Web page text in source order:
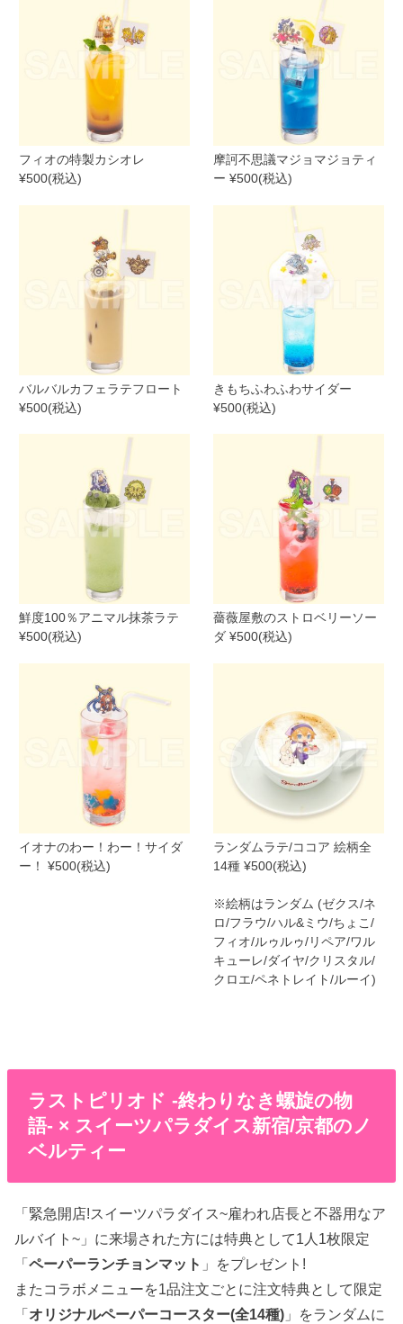
フィオの特製カシオレ
¥500(税込)
摩訶不思議マジョマジョティ
ー ¥500(税込)
バルバルカフェラテフロート
¥500(税込)
きもちふわふわサイダー
¥500(税込)
鮮度100％アニマル抹茶ラテ
¥500(税込)
薔薇屋敷のストロベリーソー
ダ ¥500(税込)
イオナのわー！わー！サイダ
ー！ ¥500(税込)
ランダムラテ/ココア 絵柄全
14種 ¥500(税込)
※絵柄はランダム (ゼクス/ネ
ロ/フラウ/ハル&ミウ/ちょこ/
フィオ/ルゥルゥ/リペア/ワル
キューレ/ダイヤ/クリスタル/
クロエ/ペネトレイト/ルーイ)
ラストピリオド -終わりなき螺旋の物
語- × スイーツパラダイス新宿/京都のノ
ベルティー
「緊急開店!スイーツパラダイス~雇われ店長と不器用なア
ルバイト~」に来場された方には特典として1人1枚限定
「ペーパーランチョンマット 」をプレゼント!
またコラボメニューを1品注文ごとに注文特典として限定
「オリジナルペーパーコースター(全14種) 」をランダムに